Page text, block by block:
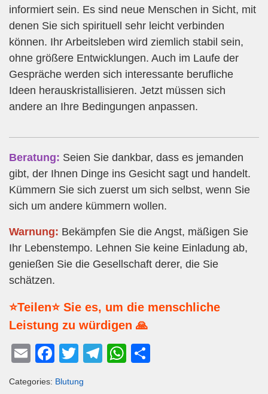
informiert sein. Es sind neue Menschen in Sicht, mit
denen Sie sich spirituell sehr leicht verbinden
können. Ihr Arbeitsleben wird ziemlich stabil sein,
ohne größere Entwicklungen. Auch im Laufe der
Gespräche werden sich interessante berufliche
Ideen herauskristallisieren. Jetzt müssen sich
andere an Ihre Bedingungen anpassen.
Beratung: Seien Sie dankbar, dass es jemanden
gibt, der Ihnen Dinge ins Gesicht sagt und handelt.
Kümmern Sie sich zuerst um sich selbst, wenn Sie
sich um andere kümmern wollen.
Warnung: Bekämpfen Sie die Angst, mäßigen Sie
Ihr Lebenstempo. Lehnen Sie keine Einladung ab,
genießen Sie die Gesellschaft derer, die Sie
schätzen.
⭐Teilen⭐ Sie es, um die menschliche
Leistung zu würdigen 🙏
E
F
T
T
W
Categories: Blutung